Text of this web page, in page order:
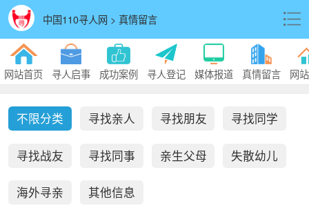
中国110寻人网 > 真情留言
网站首页 寻人启事 成功案例 寻人登记 媒体报道 真情留言 网
不限分类 寻找亲人 寻找朋友 寻找同学
寻找战友 寻找同事 亲生父母 失散幼儿
海外寻亲 其他信息